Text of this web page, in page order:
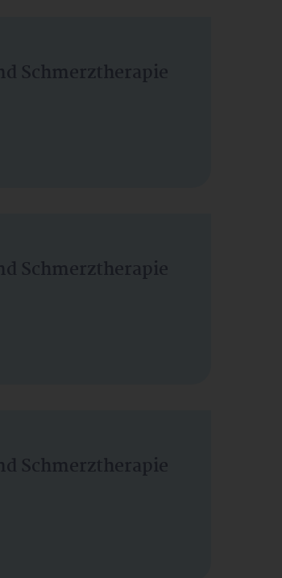
Schmerztherapie
Schmerztherapie
Schmerztherapie